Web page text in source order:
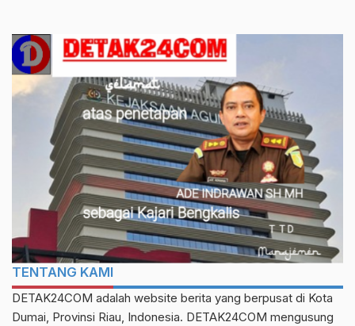
TENTANG KAMI
DETAK24COM adalah website berita yang berpusat di Kota
Dumai, Provinsi Riau, Indonesia. DETAK24COM mengusung